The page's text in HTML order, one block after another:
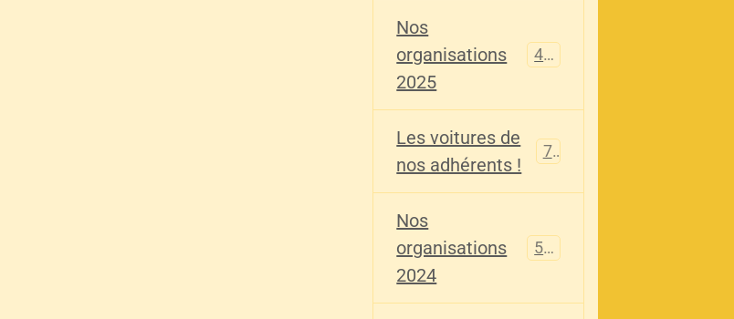
Nos
organisations
2025
405
Les voitures de
nos adhérents !
73
Nos
organisations
2024
587